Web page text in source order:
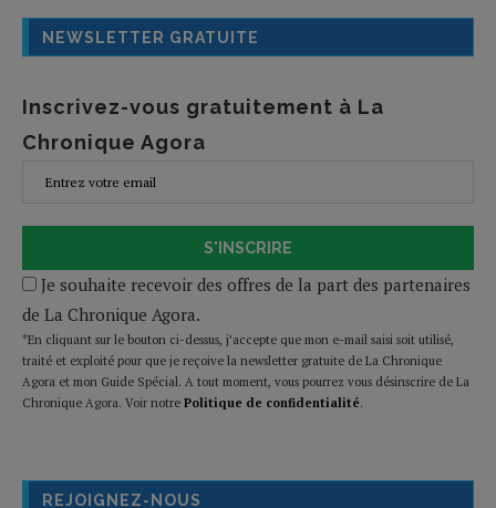
NEWSLETTER GRATUITE
Inscrivez-vous gratuitement à La
Chronique Agora
S'INSCRIRE
Je souhaite recevoir des offres de la part des partenaires
de La Chronique Agora.
*En cliquant sur le bouton ci-dessus, j’accepte que mon e-mail saisi soit utilisé,
traité et exploité pour que je reçoive la newsletter gratuite de La Chronique
Agora et mon Guide Spécial. A tout moment, vous pourrez vous désinscrire de La
Chronique Agora. Voir notre Politique de confidentialité.
REJOIGNEZ-NOUS